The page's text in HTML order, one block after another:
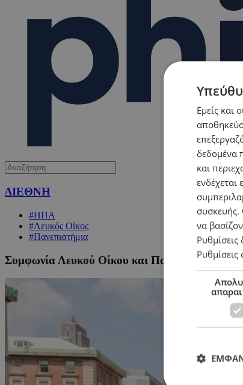
ΔΙΕΘΝΗ
#ΗΠΑ
#Λευκός Οίκος
#Πανεπιστήμια
Συμφωνία Λευκού Οίκου και Πανεπιστημίου
Εμείς και
δεδομένα
και
ενδέχεται
συσκευής.
να
Ρυθμίσεις
Ρυθμίσεις